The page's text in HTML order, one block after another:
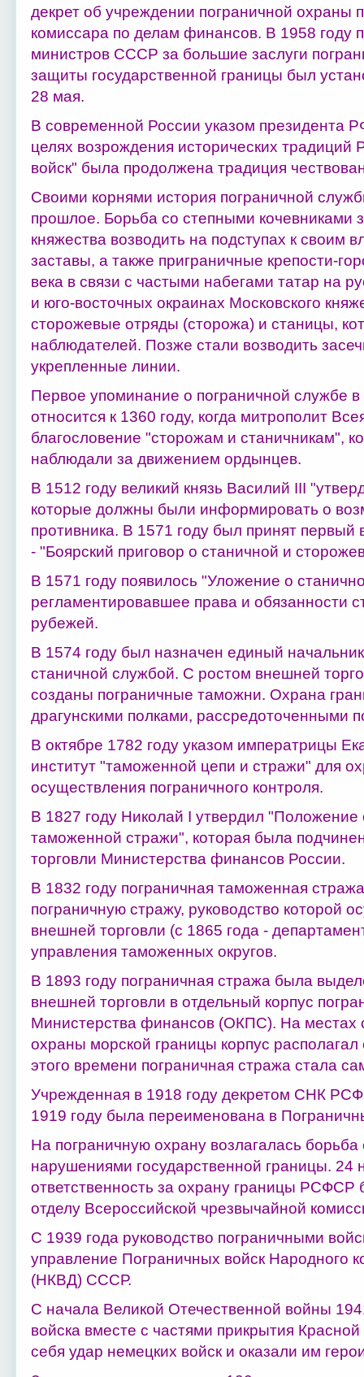
декрет об учреждении пограничной охраны
комиссара по делам финансов. В 1958 году
министров СССР за большие заслуги
защиты государственной границы был
28 мая.
В современной России указом президента
целях возрождения исторических традиций
войск" была продолжена традиция
Своими корнями история пограничной
прошлое. Борьба со степными кочевниками
княжества возводить на подступах к своим
заставы, а также приграничные крепости-
века в связи с частыми набегами татар на
и юго-восточных окраинах Московского
сторожевые отряды (сторожа) и станицы,
наблюдателей. Позже стали возводить
укрепленные линии.
Первое упоминание о пограничной службе в
относится к 1360 году, когда митрополит
благословение "сторожам и станичникам",
наблюдали за движением ордынцев.
В 1512 году великий князь Василий III
которые должны были информировать о
противника. В 1571 году был принят первый
- "Боярский приговор о станичной и
В 1571 году появилось "Уложение о
регламентировавшее права и обязанности
рубежей.
В 1574 году был назначен единый
станичной службой. С ростом внешней
созданы пограничные таможни. Охрана
драгунскими полками, рассредоточенными
В октябре 1782 году указом императрицы
институт "таможенной цепи и стражи" для
осуществления пограничного контроля.
В 1827 году Николай I утвердил "Положение
таможенной стражи", которая была
торговли Министерства финансов России.
В 1832 году пограничная таможенная
пограничную стражу, руководство которой
внешней торговли (с 1865 года -
управления таможенных округов.
В 1893 году пограничная стража была
внешней торговли в отдельный корпус
Министерства финансов (ОКПС). На местах
охраны морской границы корпус
этого времени пограничная стража стала
Учрежденная в 1918 году декретом СНК
1919 году была переименована в
На пограничную охрану возлагалась борьба
нарушениями государственной границы. 24
ответственность за охрану границы
отделу Всероссийской чрезвычайной
С 1939 года руководство пограничными
управление Пограничных войск Народного
(НКВД) СССР.
С начала Великой Отечественной войны
войска вместе с частями прикрытия
себя удар немецких войск и оказали им